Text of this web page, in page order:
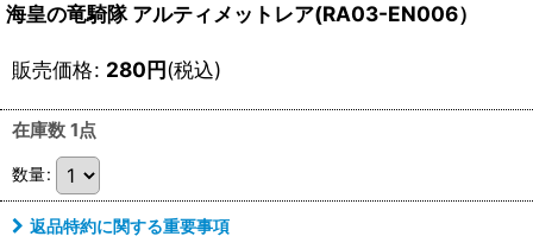
海皇の竜騎隊 アルティメットレア(RA03-EN006）
販売価格: 280円(税込)
在庫数 1点
数量:
返品特約に関する重要事項